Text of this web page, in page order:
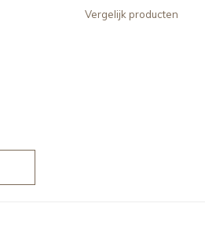
Vergelijk producten